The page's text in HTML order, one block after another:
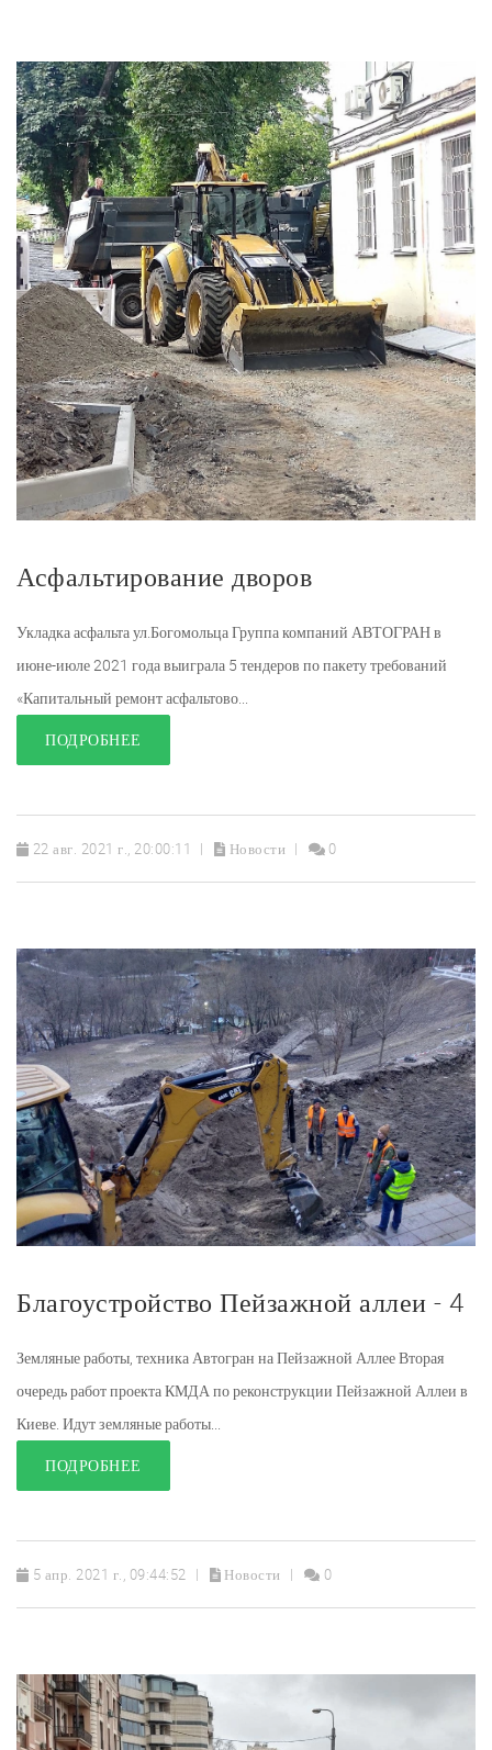
Асфальтирование дворов
Укладка асфальта ул.Богомольца Группа компаний АВТОГРАН в
июне-июле 2021 года выиграла 5 тендеров по пакету требований
«Капитальный ремонт асфальтово...
ПОДРОБНЕЕ
22 авг. 2021 г., 20:00:11 Новости 0
Благоустройство Пейзажной аллеи - 4
Земляные работы, техника Автогран на Пейзажной Аллее Вторая
очередь работ проекта КМДА по реконструкции Пейзажной Аллеи в
Киеве. Идут земляные работы...
ПОДРОБНЕЕ
5 апр. 2021 г., 09:44:52 Новости 0